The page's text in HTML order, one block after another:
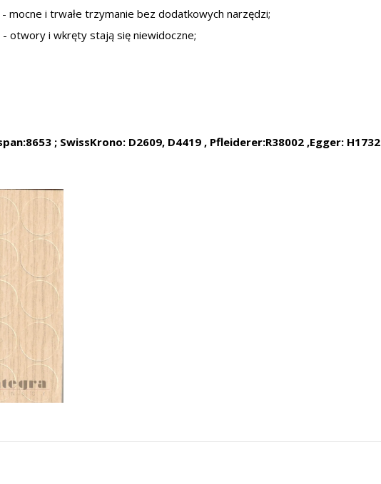
mocne i trwałe trzymanie bez dodatkowych narzędzi;
otwory i wkręty stają się niewidoczne;
; SwissKrono: D2609, D4419 , Pfleiderer:R38002 ,Egger: